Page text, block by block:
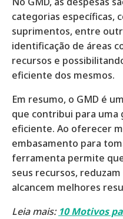
categorias específicas,
suprimentos, entre
identificação de áreas
recursos e
eficiente dos mesmos.
Em resumo, o GMD é
que contribui para uma
eficiente. Ao oferecer
embasamento para
ferramenta permite
seus recursos,
alcancem melhores
Leia mais: 10 Motivos